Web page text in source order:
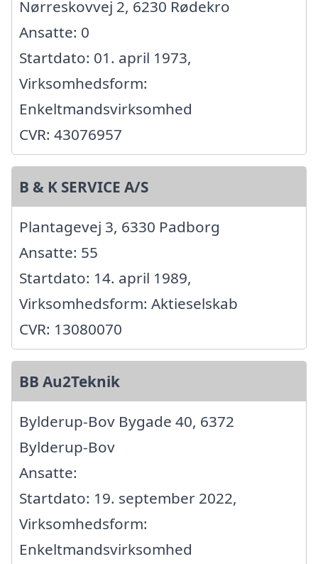
Nørreskovvej 2, 6230 Rødekro
Ansatte: 0
Startdato: 01. april 1973,
Virksomhedsform:
Enkeltmandsvirksomhed
CVR: 43076957
B & K SERVICE A/S
Plantagevej 3, 6330 Padborg
Ansatte: 55
Startdato: 14. april 1989,
Virksomhedsform: Aktieselskab
CVR: 13080070
BB Au2Teknik
Bylderup-Bov Bygade 40, 6372
Bylderup-Bov
Ansatte:
Startdato: 19. september 2022,
Virksomhedsform:
Enkeltmandsvirksomhed